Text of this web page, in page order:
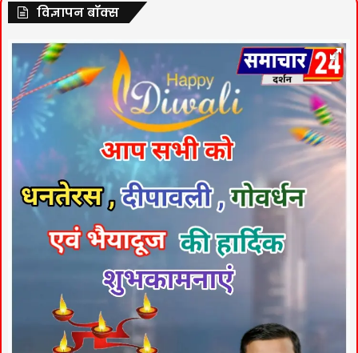
विज्ञापन बॉक्स